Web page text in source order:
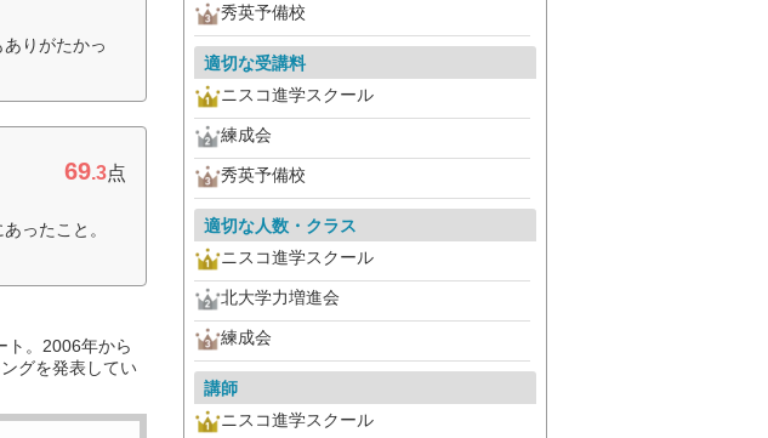
りがたかっ
69.3点
ったこと。
ト。2006年から
グを発表してい
秀英予備校
適切な受講料
ニスコ進学スクール
練成会
秀英予備校
適切な人数・クラス
ニスコ進学スクール
北大学力増進会
練成会
講師
ニスコ進学スクール